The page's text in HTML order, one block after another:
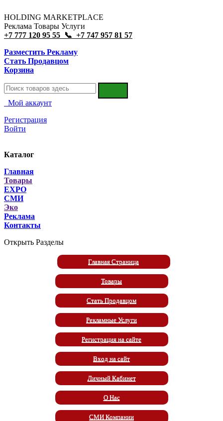
HOLDING MARKETPLACE
Реклама Товары Услуги
+7 777 120 95 55 📞 +7 747 957 81 57
Разместить Рекламу
Стать Продавцом
Корзина
Мой аккаунт
Регистрация
Войти
Каталог
Главная
Товары
EXPO
СМИ
Эко
Реклама
Контакты
Открыть Разделы
Главная Страница
Товары
Стать Продавцом
Рекламные Услуги
Регистрация на сайте
Вход на сайт
Личный Кабинет
О Нас
СМИ Компании